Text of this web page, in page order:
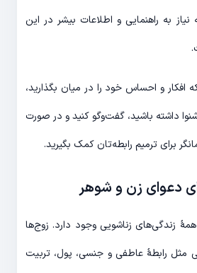
نیاز به راهنمایی و اطلاعات بیشر در این
که افکار و احساس خود را در میان بگذارید،
داشته باشید، گفت‌وگو کنید و در صورت
برای ترمیم رابطه‌تان کمک بگیرید.
دعوای زن و شوهر
زندگی‌های زناشویی وجود دارد. زوج‌ها
مثل رابطۀ عاطفی و جنسی، پول، تربیت